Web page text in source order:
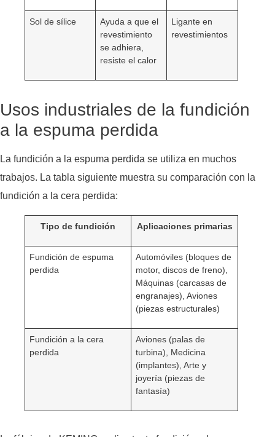
Sol de sílice
Ayuda a que el
revestimiento
se adhiera,
resiste el calor
Ligante en
revestimientos
Usos industriales de la fundición
a la espuma perdida
La fundición a la espuma perdida se utiliza en muchos
trabajos. La tabla siguiente muestra su comparación con la
fundición a la cera perdida:
Tipo de fundición Aplicaciones primarias
Fundición de espuma
perdida
Automóviles (bloques de
motor, discos de freno),
Máquinas (carcasas de
engranajes), Aviones
(piezas estructurales)
Fundición a la cera
perdida
Aviones (palas de
turbina), Medicina
(implantes), Arte y
joyería (piezas de
fantasía)